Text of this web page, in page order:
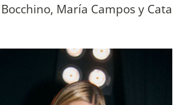
María Campos y Cata